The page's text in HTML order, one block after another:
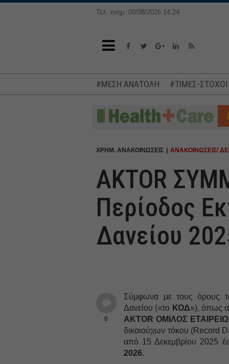
Τελ. ενημ.:09/08/2026 14:24
#ΜΕΣΗ ΑΝΑΤΟΛΗ #ΤΙΜΕΣ-
ΧΡΗΜ. ΑΝΑΚΟΙΝΩΣΕΙΣ ΑΝΑΚΟΙΝΩΣΕΙΣ/
ΑΚTOR
Περίοδος
Δανείου
0
Σύμφωνα με τους όρους
Δανείου («το ΚΟΔ»), όπως
AKTOR ΟΜΙΛΟΣ
δικαιούχων τόκου (Record
από 15 Δεκεμβρίου 2025
2026.